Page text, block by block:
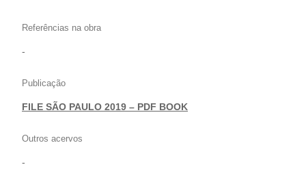
Referências na obra
-
Publicação
FILE SÃO PAULO 2019 – PDF BOOK
Outros acervos
-